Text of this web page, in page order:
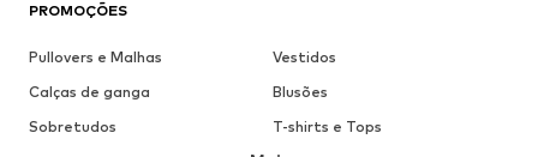
PROMOÇÕES
Pullovers e Malhas
Vestidos
Calças de ganga
Blusões
Sobretudos
T-shirts e Tops